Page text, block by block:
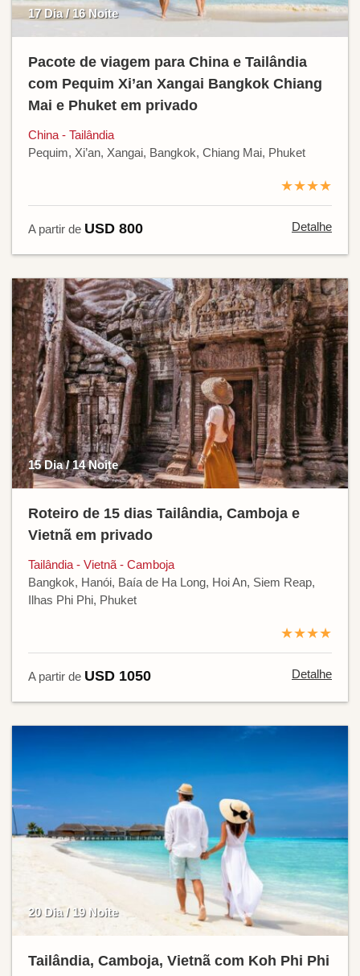
17 Dia / 16 Noite
Pacote de viagem para China e Tailândia
com Pequim Xi’an Xangai Bangkok Chiang
Mai e Phuket em privado
China - Tailândia
Pequim, Xi’an, Xangai, Bangkok, Chiang Mai, Phuket
★★★★
A partir de USD 800 Detalhe
15 Dia / 14 Noite
Roteiro de 15 dias Tailândia, Camboja e
Vietnã em privado
Tailândia - Vietnã - Camboja
Bangkok, Hanói, Baía de Ha Long, Hoi An, Siem Reap,
Ilhas Phi Phi, Phuket
★★★★
A partir de USD 1050 Detalhe
20 Dia / 19 Noite
Tailândia, Camboja, Vietnã com Koh Phi Phi